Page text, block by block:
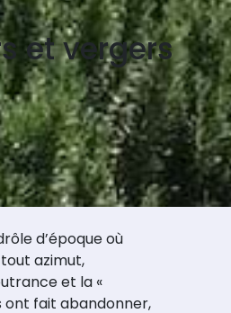
et vergers
d’époque où
azimut,
et la «
ont fait abandonner,